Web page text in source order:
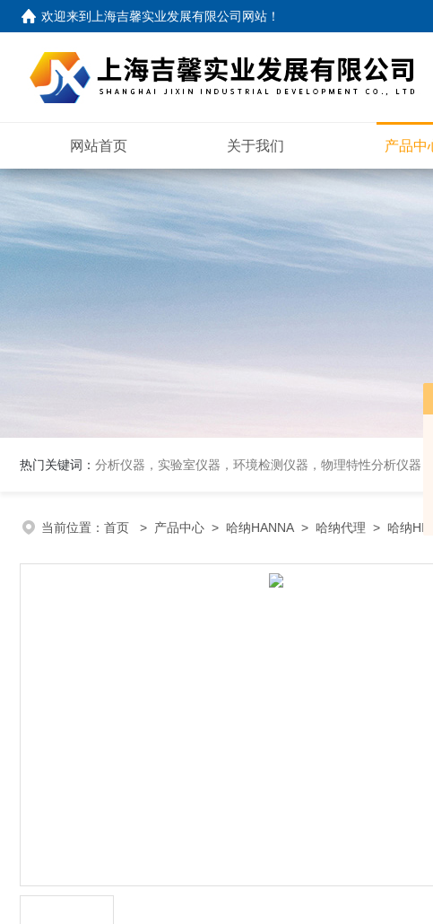
欢迎来到 上海吉馨实业发展有限公司网站 ！
网站首页 关于我们 产品中
热门关键词： 分析仪器，实验室仪器，环境检测仪器，物理特性分析仪器
当前位置： 首页 > 产品中心 > 哈纳HANNA > 哈纳代理 > 哈纳